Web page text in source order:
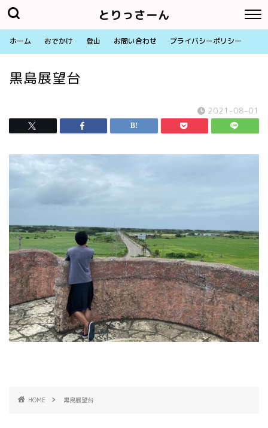
とりっさーん
ホーム おでかけ 登山 お問い合わせ プライバシーポリシー
黒島展望台
2021-08-01
HOME 黒島展望台